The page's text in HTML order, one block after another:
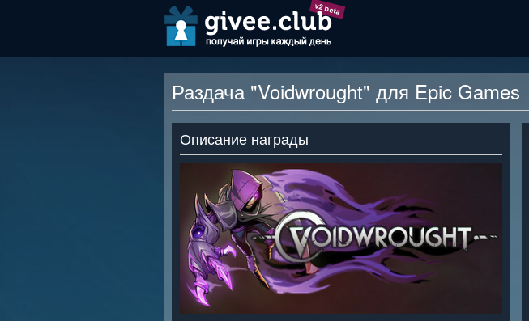
v2 beta
Раздача "Voidwrought" для Epic Games
Описание награды